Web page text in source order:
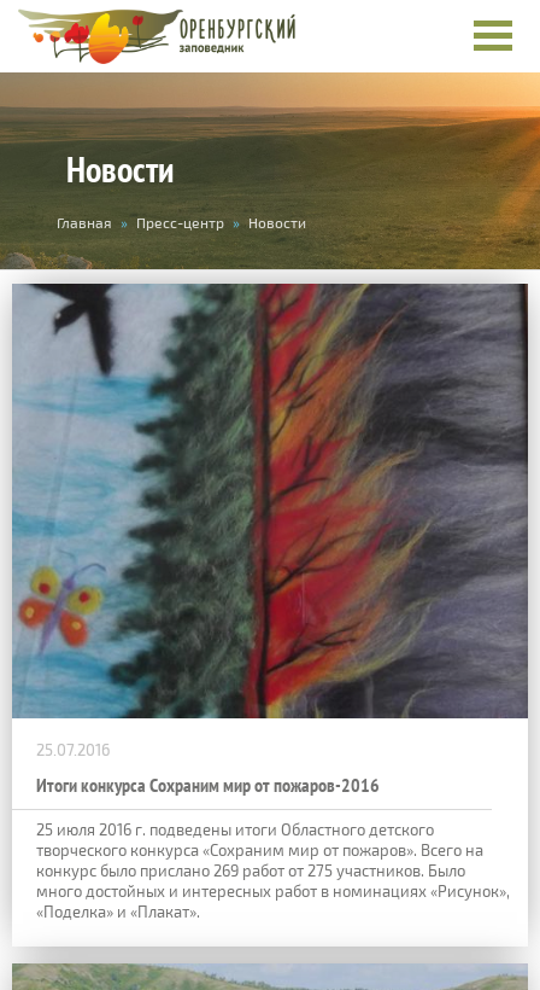
Новости
Вы
здесь
Главная » Пресс-центр » Новости
25.07.2016
Итоги конкурса Сохраним мир от пожаров-2016
25 июля 2016 г. подведены итоги Областного детского
творческого конкурса «Сохраним мир от пожаров». Всего на
конкурс было прислано 269 работ от 275 участников. Было
много достойных и интересных работ в номинациях «Рисунок»,
«Поделка» и «Плакат».